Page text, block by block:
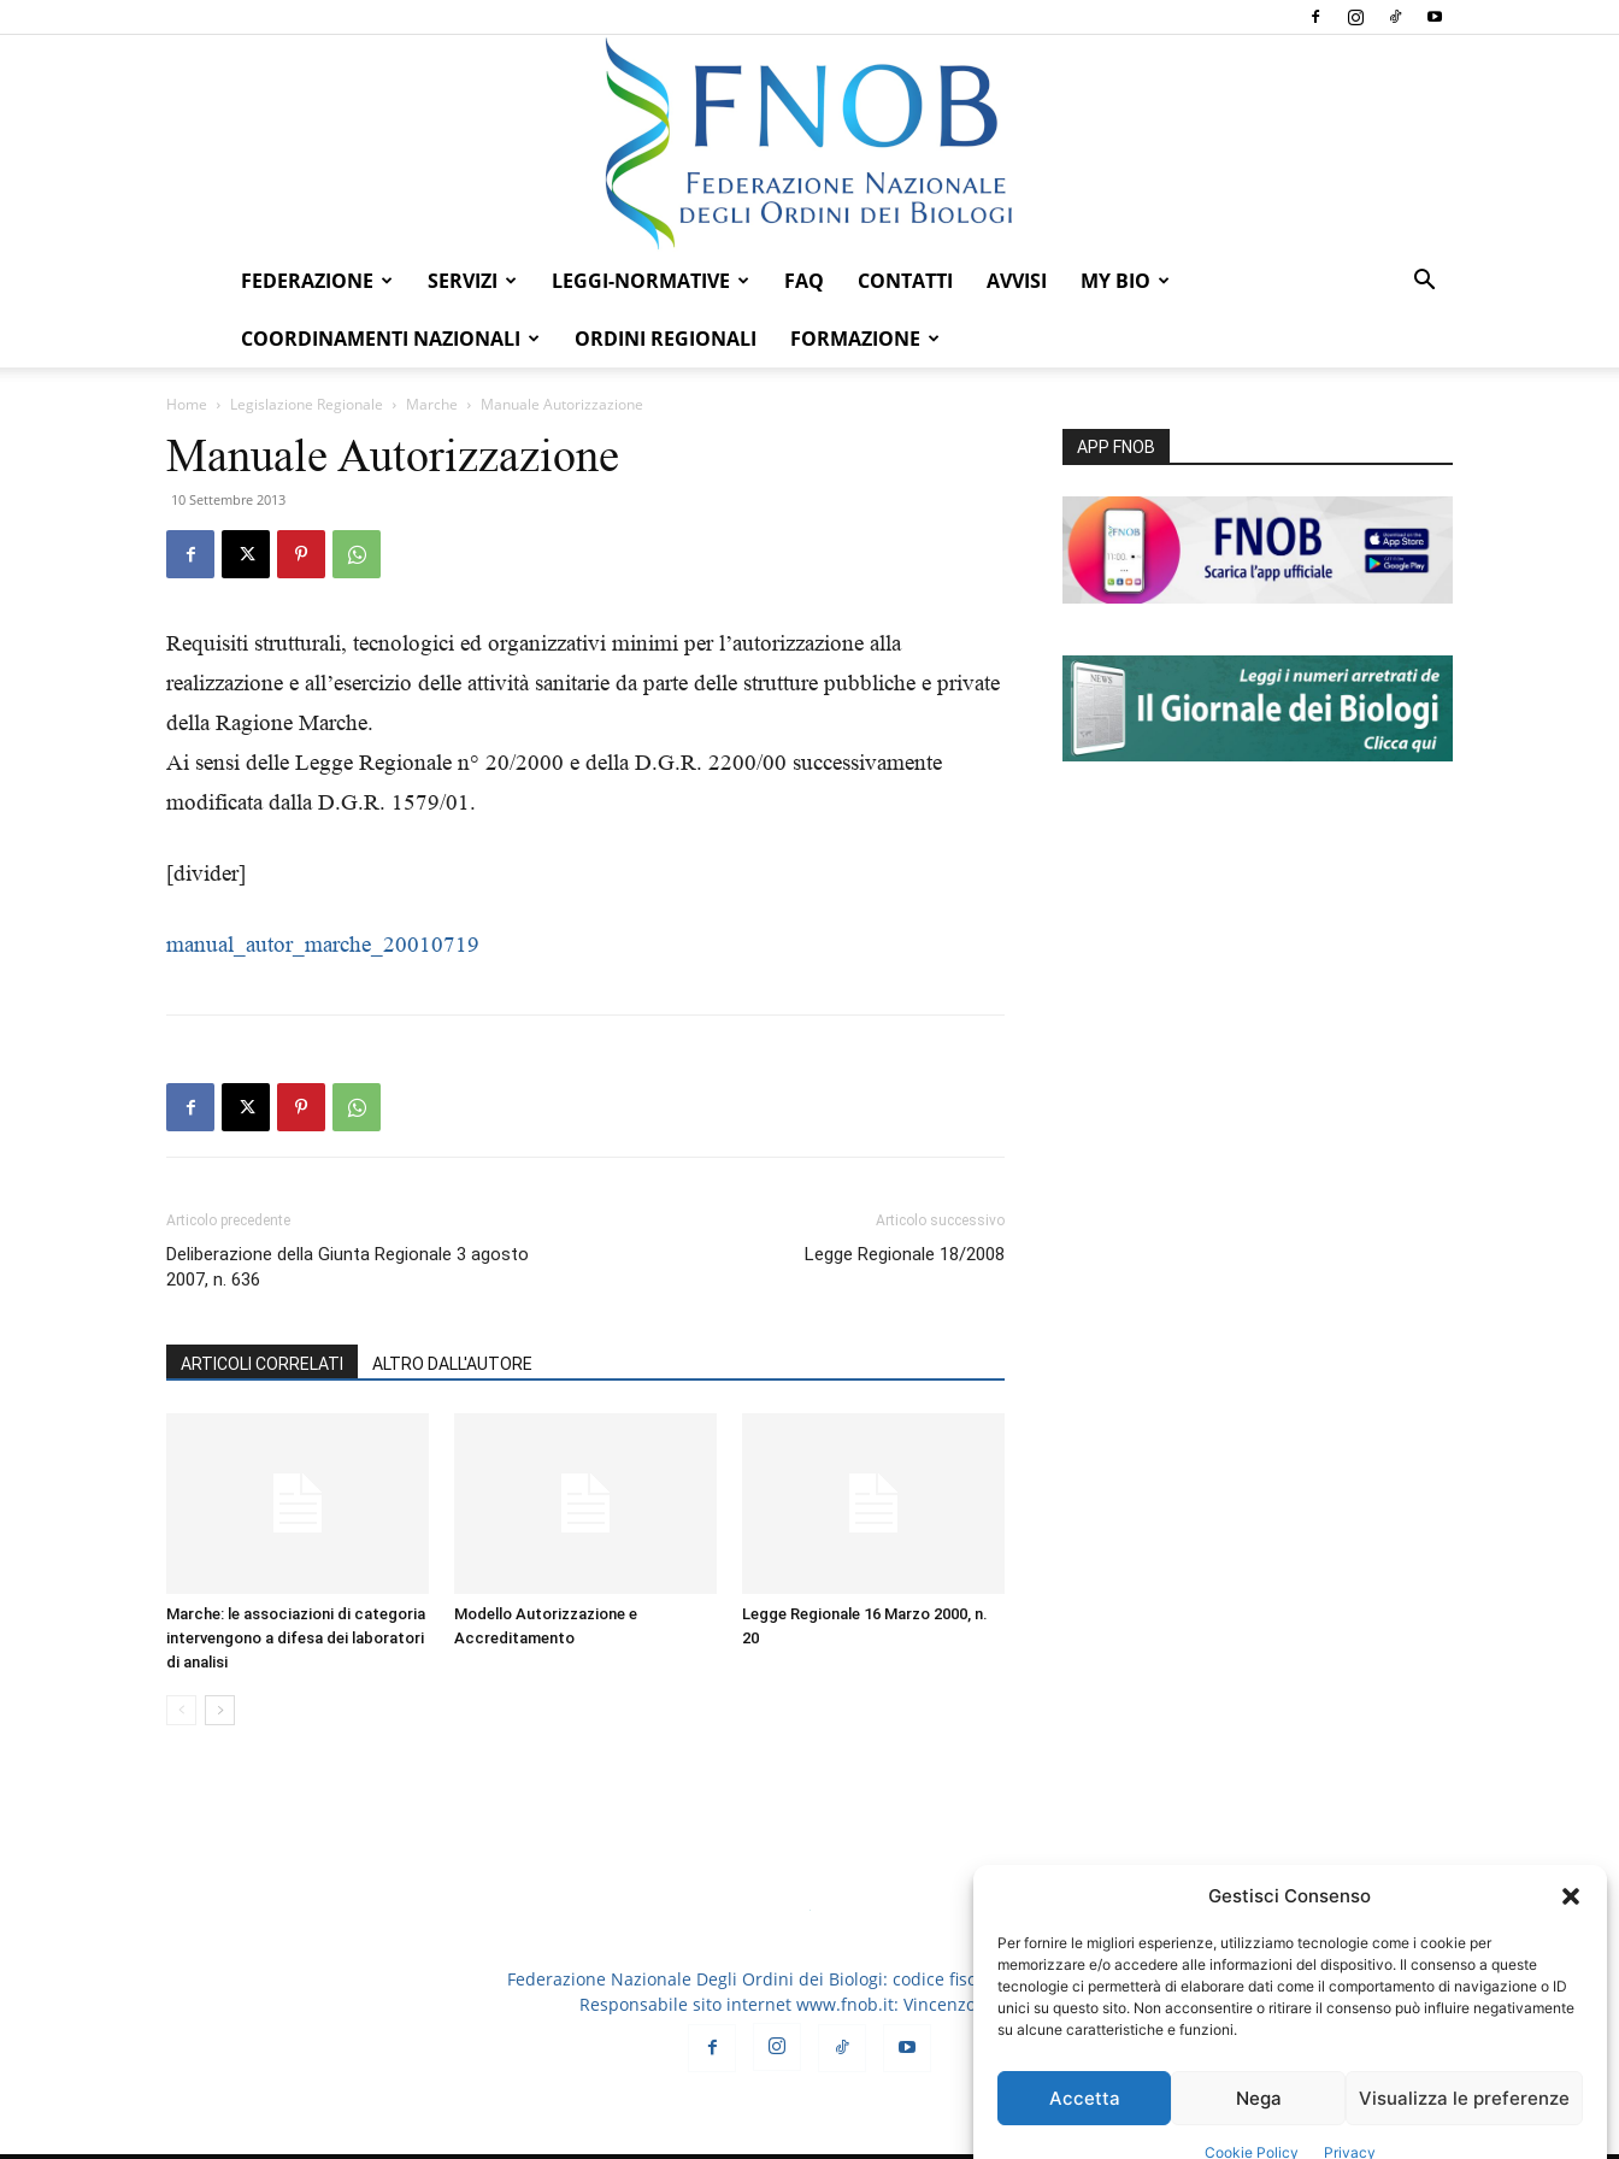
Gestisci Consenso
Per fornire le migliori esperienze, utilizziamo tecnologie come i cookie per
memorizzare e/o accedere alle informazioni del dispositivo. Il consenso a queste
tecnologie ci permetterà di elaborare dati come il comportamento di navigazione o ID
unici su questo sito. Non acconsentire o ritirare il consenso può influire negativamente
su alcune caratteristiche e funzioni.
Accetta Nega Visualizza le preferenze
Cookie Policy Privacy
Federazione
degli
FEDERAZIONE SERVIZI LEGGI-NORMATIVE FAQ CONTATTI AVVISI MY BIO
COORDINAMENTI NAZIONALI ORDINI REGIONALI FORMAZIONE
Home Legislazione Regionale Marche Manuale Autorizzazione
Manuale Autorizzazione
10 Settembre 2013
Requisiti strutturali, tecnologici ed organizzativi minimi per l’autorizzazione alla
realizzazione e all’esercizio delle attività sanitarie da parte delle strutture pubbliche e private
della Ragione Marche.
Ai sensi delle Legge Regionale n° 20/2000 e della D.G.R. 2200/00 successivamente
modificata dalla D.G.R. 1579/01.
[divider]
manual_autor_marche_20010719
Articolo precedente
Deliberazione della Giunta Regionale 3 agosto
2007, n. 636
Articolo successivo
Legge Regionale 18/2008
ARTICOLI CORRELATI ALTRO DALL'AUTORE
Marche: le associazioni di categoria
intervengono a difesa dei laboratori
di analisi
Modello Autorizzazione e
Accreditamento
Legge Regionale 16 Marzo 2000, n.
20
APP FNOB
Federazione Nazionale Degli Ordini dei Biologi: codice fiscale 80069130583
Responsabile sito internet www.fnob.it: Vincenzo D'Anna